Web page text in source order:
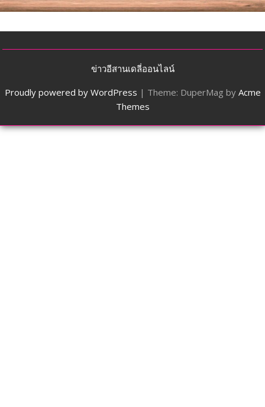
ข่าวอีสานเดลี่ออนไลน์
Proudly powered by WordPress | Theme: DuperMag by Acme
Themes